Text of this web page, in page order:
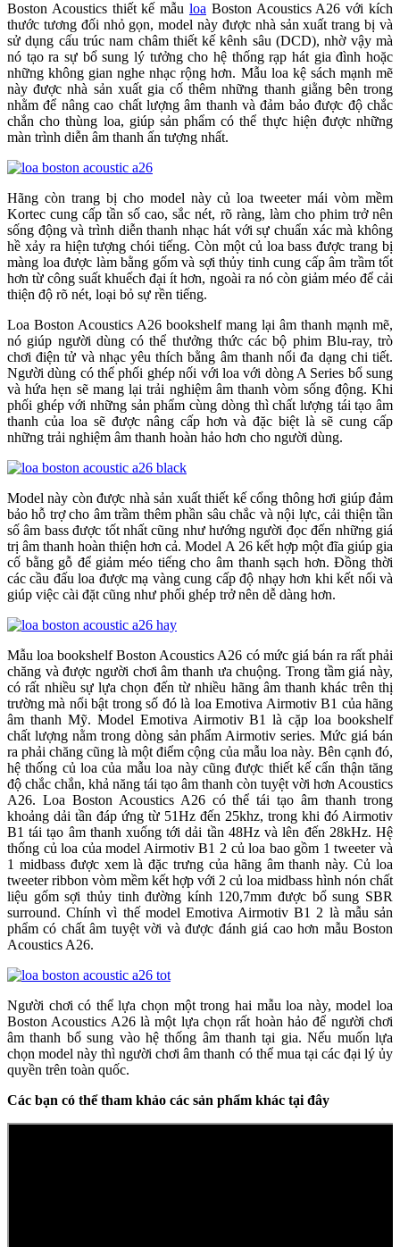
Boston Acoustics thiết kế mẫu loa Boston Acoustics A26 với kích
thước tương đối nhỏ gọn, model này được nhà sản xuất trang bị và
sử dụng cấu trúc nam châm thiết kế kênh sâu (DCD), nhờ vậy mà
nó tạo ra sự bổ sung lý tưởng cho hệ thống rạp hát gia đình hoặc
những không gian nghe nhạc rộng hơn. Mẫu loa kệ sách mạnh mẽ
này được nhà sản xuất gia cố thêm những thanh giằng bên trong
nhằm để nâng cao chất lượng âm thanh và đảm bảo được độ chắc
chắn cho thùng loa, giúp sản phẩm có thể thực hiện được những
màn trình diễn âm thanh ấn tượng nhất.
Hãng còn trang bị cho model này củ loa tweeter mái vòm mềm
Kortec cung cấp tần số cao, sắc nét, rõ ràng, làm cho phim trở nên
sống động và trình diễn thanh nhạc hát với sự chuẩn xác mà không
hề xảy ra hiện tượng chói tiếng. Còn một củ loa bass được trang bị
màng loa được làm bằng gốm và sợi thủy tinh cung cấp âm trầm tốt
hơn từ công suất khuếch đại ít hơn, ngoài ra nó còn giảm méo để cải
thiện độ rõ nét, loại bỏ sự rền tiếng.
Loa Boston Acoustics A26 bookshelf mang lại âm thanh mạnh mẽ,
nó giúp người dùng có thể thưởng thức các bộ phim Blu-ray, trò
chơi điện tử và nhạc yêu thích bằng âm thanh nổi đa dạng chi tiết.
Người dùng có thể phối ghép nối với loa với dòng A Series bổ sung
và hứa hẹn sẽ mang lại trải nghiệm âm thanh vòm sống động. Khi
phối ghép với những sản phẩm cùng dòng thì chất lượng tái tạo âm
thanh của loa sẽ được nâng cấp hơn và đặc biệt là sẽ cung cấp
những trải nghiệm âm thanh hoàn hảo hơn cho người dùng.
Model này còn được nhà sản xuất thiết kế cổng thông hơi giúp đảm
bảo hỗ trợ cho âm trầm thêm phần sâu chắc và nội lực, cải thiện tần
số âm bass được tốt nhất cũng như hướng người đọc đến những giá
trị âm thanh hoàn thiện hơn cả. Model A 26 kết hợp một đĩa giúp gia
cố bằng gỗ để giảm méo tiếng cho âm thanh sạch hơn. Đồng thời
các cầu đấu loa được mạ vàng cung cấp độ nhạy hơn khi kết nối và
giúp việc cài đặt cũng như phối ghép trở nên dễ dàng hơn.
Mẫu loa bookshelf Boston Acoustics A26 có mức giá bán ra rất phải
chăng và được người chơi âm thanh ưa chuộng. Trong tầm giá này,
có rất nhiều sự lựa chọn đến từ nhiều hãng âm thanh khác trên thị
trường mà nổi bật trong số đó là loa Emotiva Airmotiv B1 của hãng
âm thanh Mỹ. Model Emotiva Airmotiv B1 là cặp loa bookshelf
chất lượng nằm trong dòng sản phẩm Airmotiv series. Mức giá bán
ra phải chăng cũng là một điểm cộng của mẫu loa này. Bên cạnh đó,
hệ thống củ loa của mẫu loa này cũng được thiết kế cẩn thận tăng
độ chắc chắn, khả năng tái tạo âm thanh còn tuyệt vời hơn Acoustics
A26. Loa Boston Acoustics A26 có thể tái tạo âm thanh trong
khoảng dải tần đáp ứng từ 51Hz đến 25khz, trong khi đó Airmotiv
B1 tái tạo âm thanh xuống tới dải tần 48Hz và lên đến 28kHz. Hệ
thống củ loa của model Airmotiv B1 2 củ loa bao gồm 1 tweeter và
1 midbass được xem là đặc trưng của hãng âm thanh này. Củ loa
tweeter ribbon vòm mềm kết hợp với 2 củ loa midbass hình nón chất
liệu gốm sợi thủy tinh đường kính 120,7mm được bổ sung SBR
surround. Chính vì thế model Emotiva Airmotiv B1 2 là mẫu sản
phẩm có chất âm tuyệt vời và được đánh giá cao hơn mẫu Boston
Acoustics A26.
Người chơi có thể lựa chọn một trong hai mẫu loa này, model loa
Boston Acoustics A26 là một lựa chọn rất hoàn hảo để người chơi
âm thanh bổ sung vào hệ thống âm thanh tại gia. Nếu muốn lựa
chọn model này thì người chơi âm thanh có thể mua tại các đại lý ủy
quyền trên toàn quốc.
Các bạn có thể tham khảo các sản phẩm khác tại đây